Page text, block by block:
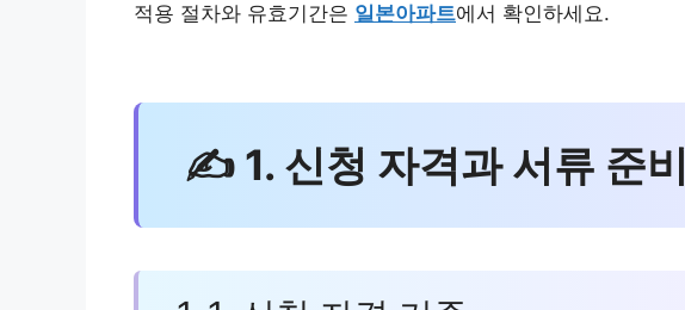
적용 절차와 유효기간은 일본아파트에서 확인하세요.
✍ 1. 신청 자격과 서류 준비